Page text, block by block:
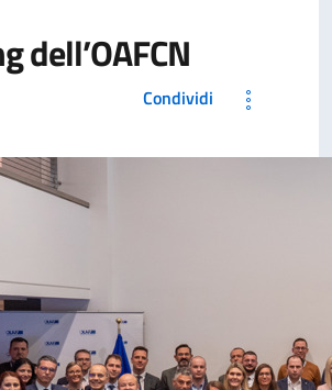
dell’OAFCN
Condividi